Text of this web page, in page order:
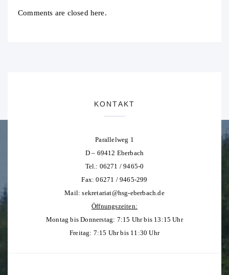
Comments are closed here.
KONTAKT
Parallelweg 1
D – 69412 Eberbach
Tel.: 06271 / 9465-0
Fax: 06271 / 9465-299
Mail:sekretariat@hsg-eberbach.de
Öffnungszeiten:
Montag bis Donnerstag: 7:15 Uhr bis 13:15 Uhr
Freitag: 7:15 Uhr bis 11:30 Uhr